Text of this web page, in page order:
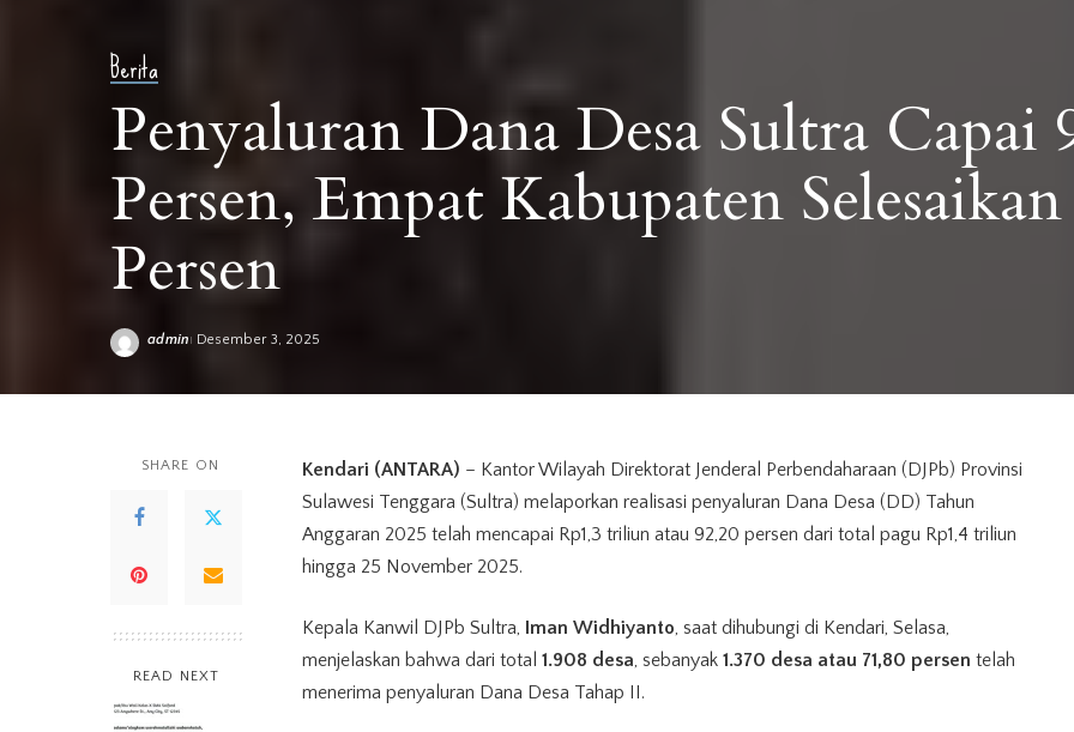
Berita
Penyaluran Dana Desa Sultra Capai
Persen, Empat Kabupaten
Persen
Posted
admin Desember 3, 2025
SHARE ON
READ NEXT
Kendari (ANTARA) – Kantor Wilayah Direktorat Jenderal Perbendaharaan (DJPb) Provinsi
Sulawesi Tenggara (Sultra) melaporkan realisasi penyaluran Dana Desa (DD) Tahun
Anggaran 2025 telah mencapai Rp1,3 triliun atau 92,20 persen dari total pagu Rp1,4 triliun
hingga 25 November 2025.
Kepala Kanwil DJPb Sultra, Iman Widhiyanto , saat dihubungi di Kendari, Selasa,
menjelaskan bahwa dari total 1.908 desa , sebanyak 1.370 desa atau 71,80 persen telah
menerima penyaluran Dana Desa Tahap II.